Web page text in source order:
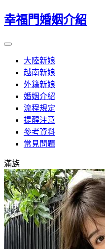
幸福門婚姻介紹
大陸新娘
越南新娘
外籍新娘
婚姻介紹
流程規定
提醒注意
參考資料
常見問題
滿族